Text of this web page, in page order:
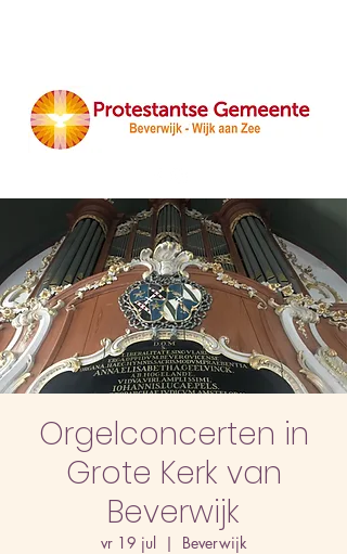
Orgelconcerten in
Grote Kerk van
Beverwijk
vr 19 jul
  |
Beverwijk